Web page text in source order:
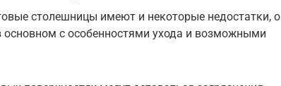
столешницы имеют и некоторые недостатки, о
основном с особенностями ухода и возможными